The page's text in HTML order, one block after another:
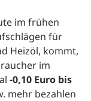
im frühen
für
Heizöl, kommt,
im
-0,10 Euro bis
mehr bezahlen